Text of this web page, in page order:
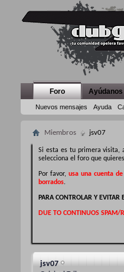
Foro
Nuevos mensajes Ayuda
Ayúdanos
Miembros jsv07
Si esta es tu primera visita,
selecciona el foro que
Por favor,usa una cuenta
borrados.
PARA CONTROLAR Y
DUE TO CONTINUOS SPAM/
jsv07